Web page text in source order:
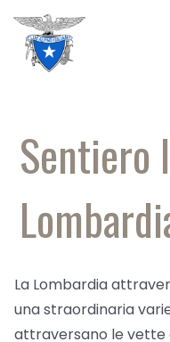
contenuto
Sentiero
La Lombardia
una straordinaria
attraversano le vette